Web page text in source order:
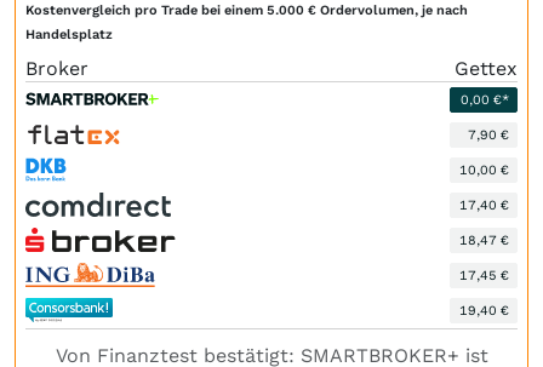
Kostenvergleich pro Trade bei einem 5.000 € Ordervolumen, je nach
Handelsplatz
Broker Gettex
0,00 €*
7,90 €
10,00 €
17,40 €
18,47 €
17,45 €
19,40 €
Von Finanztest bestätigt: SMARTBROKER+ ist